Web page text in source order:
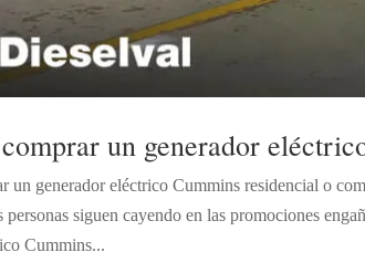
un generador
un generador eléctrico Cummins residencial o
siguen cayendo en las promociones
Cummins...